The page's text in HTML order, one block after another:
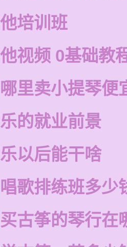
培训班
视频 0基础教
里卖小提琴便
的就业前景
以后能干啥
歌排练班多少
古筝的琴行在